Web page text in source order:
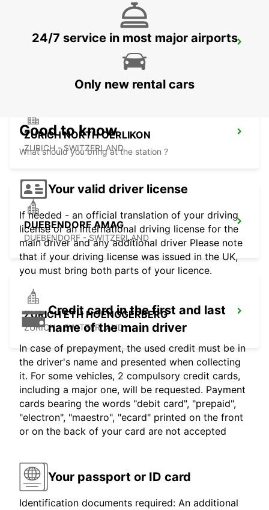
ZURICH KLOTEN AIRPORT
ZURICH - SWITZERLAND
ZURICH NORTH OERLIKON
ZURICH - SWITZERLAND
DUEBENDORF AMAG
DUEBENDORF - SWITZERLAND
ZURICH ETH HOENGGERBERG
ZURICH - SWITZERLAND
24/7 service in most major airports
Only new rental cars
Good to know
What should you bring at the station ?
Your valid driver license
If needed - an official translation of your driving
license or an international driving license for the
main driver and any additional driver Please note
that if your driving license was issued in the UK,
you must bring both parts of your licence.
Credit card in the first and last
name of the main driver
In case of prepayment, the used credit must be in
the driver's name and presented when collecting
it. For some vehicles, 2 compulsory credit cards,
including a major one, will be requested. Payment
cards bearing the words "debit card", "prepaid",
"electron", "maestro", "ecard" printed on the front
or on the back of your card are not accepted
Your passport or ID card
Identification documents required: An additional